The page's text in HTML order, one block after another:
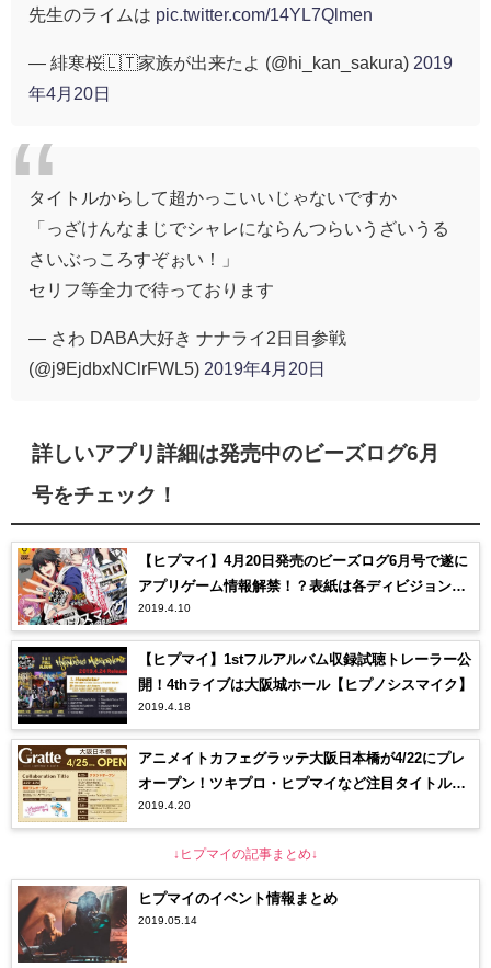
先生のライムは pic.twitter.com/14YL7Qlmen
— 緋寒桜🇱🇹家族が出来たよ (@hi_kan_sakura) 2019
年4月20日
タイトルからして超かっこいいじゃないですか
「っざけんなまじでシャレにならんつらいうざいうる
さいぶっころすぞぉい！」
セリフ等全力で待っております
— さわ DABA大好き ナナライ2日目参戦
(@j9EjdbxNClrFWL5) 2019年4月20日
詳しいアプリ詳細は発売中のビーズログ6月
号をチェック！
【ヒプマイ】4月20日発売のビーズログ6月号で遂に
アプリゲーム情報解禁！？表紙は各ディビジョンの
顔4人だ！【ヒプノシスマイク】
2019.4.10
【ヒプマイ】1stフルアルバム収録試聴トレーラー公
開！4thライブは大阪城ホール【ヒプノシスマイク】
2019.4.18
アニメイトカフェグラッテ大阪日本橋が4/22にプレ
オープン！ツキプロ・ヒプマイなど注目タイトル多
数！
2019.4.20
↓ヒプマイの記事まとめ↓
ヒプマイのイベント情報まとめ
2019.05.14